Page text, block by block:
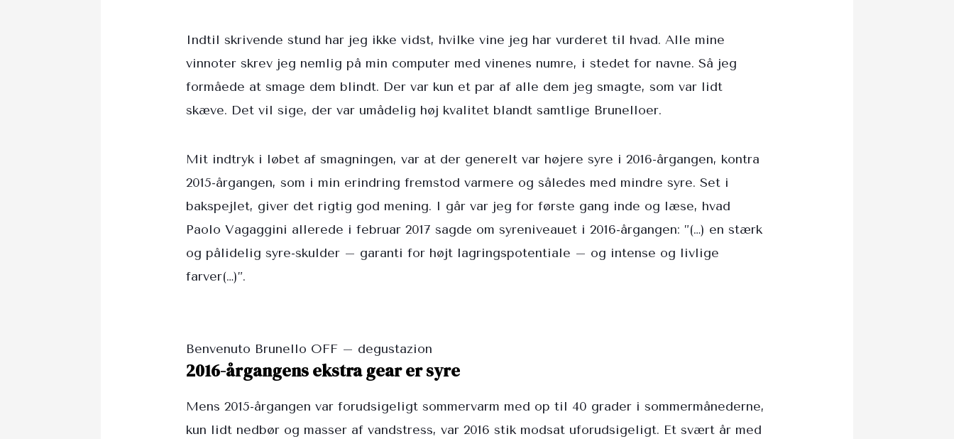
Indtil skrivende stund har jeg ikke vidst, hvilke vine jeg har vurderet til hvad. Alle mine
vinnoter skrev jeg nemlig på min computer med vinenes numre, i stedet for navne. Så jeg
formåede at smage dem blindt. Der var kun et par af alle dem jeg smagte, som var lidt
skæve. Det vil sige, der var umådelig høj kvalitet blandt samtlige Brunelloer.
Mit indtryk i løbet af smagningen, var at der generelt var højere syre i 2016-årgangen, kontra
2015-årgangen, som i min erindring fremstod varmere og således med mindre syre. Set i
bakspejlet, giver det rigtig god mening. I går var jeg for første gang inde og læse, hvad
Paolo Vagaggini allerede i februar 2017 sagde om syreniveauet i 2016-årgangen: ”(…) en stærk
og pålidelig syre-skulder – garanti for højt lagringspotentiale – og intense og livlige
farver(…)”.
Benvenuto Brunello OFF – degustazion
2016-årgangens ekstra gear er syre
Mens 2015-årgangen var forudsigeligt sommervarm med op til 40 grader i sommermånederne,
kun lidt nedbør og masser af vandstress, var 2016 stik modsat uforudsigeligt. Et svært år med